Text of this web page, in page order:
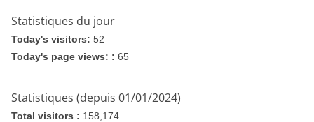
Statistiques du jour
Today's visitors: 52
Today's page views: : 65
Statistiques (depuis 01/01/2024)
Total visitors : 158,174